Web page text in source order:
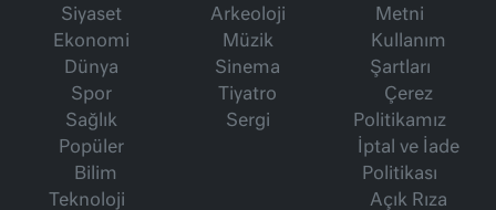
Siyaset
Ekonomi
Dünya
Spor
Sağlık
Popüler
Bilim
Teknoloji
Arkeoloji
Müzik
Sinema
Tiyatro
Sergi
Metni
Kullanım
Şartları
Çerez
Politikamız
İptal ve İade
Politikası
Açık Rıza